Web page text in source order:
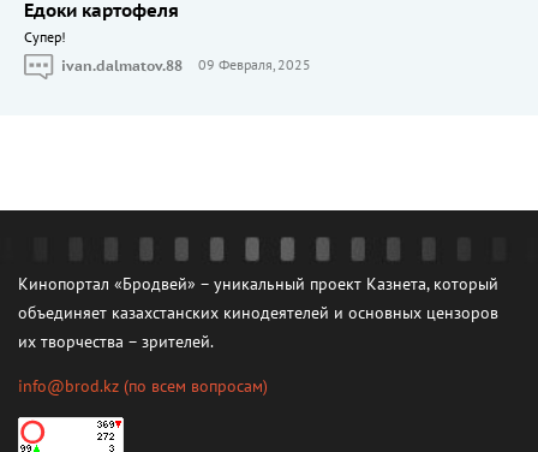
Едоки картофеля
Cупер!
ivan.dalmatov.88
09 Февраля, 2025
Кинопортал «Бродвей» – уникальный проект Казнета, который
объединяет казахстанских кинодеятелей и основных цензоров
их творчества – зрителей.
info@brod.kz (по всем вопросам)